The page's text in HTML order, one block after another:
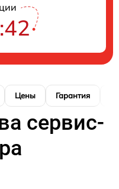
Цены Гарантия
сервис-